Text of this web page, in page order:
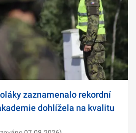
zaznamenalo rekordní
dohlížela na kvalitu